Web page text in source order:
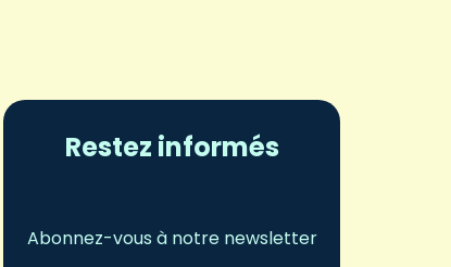
Restez informés
Abonnez-vous à notre newsletter